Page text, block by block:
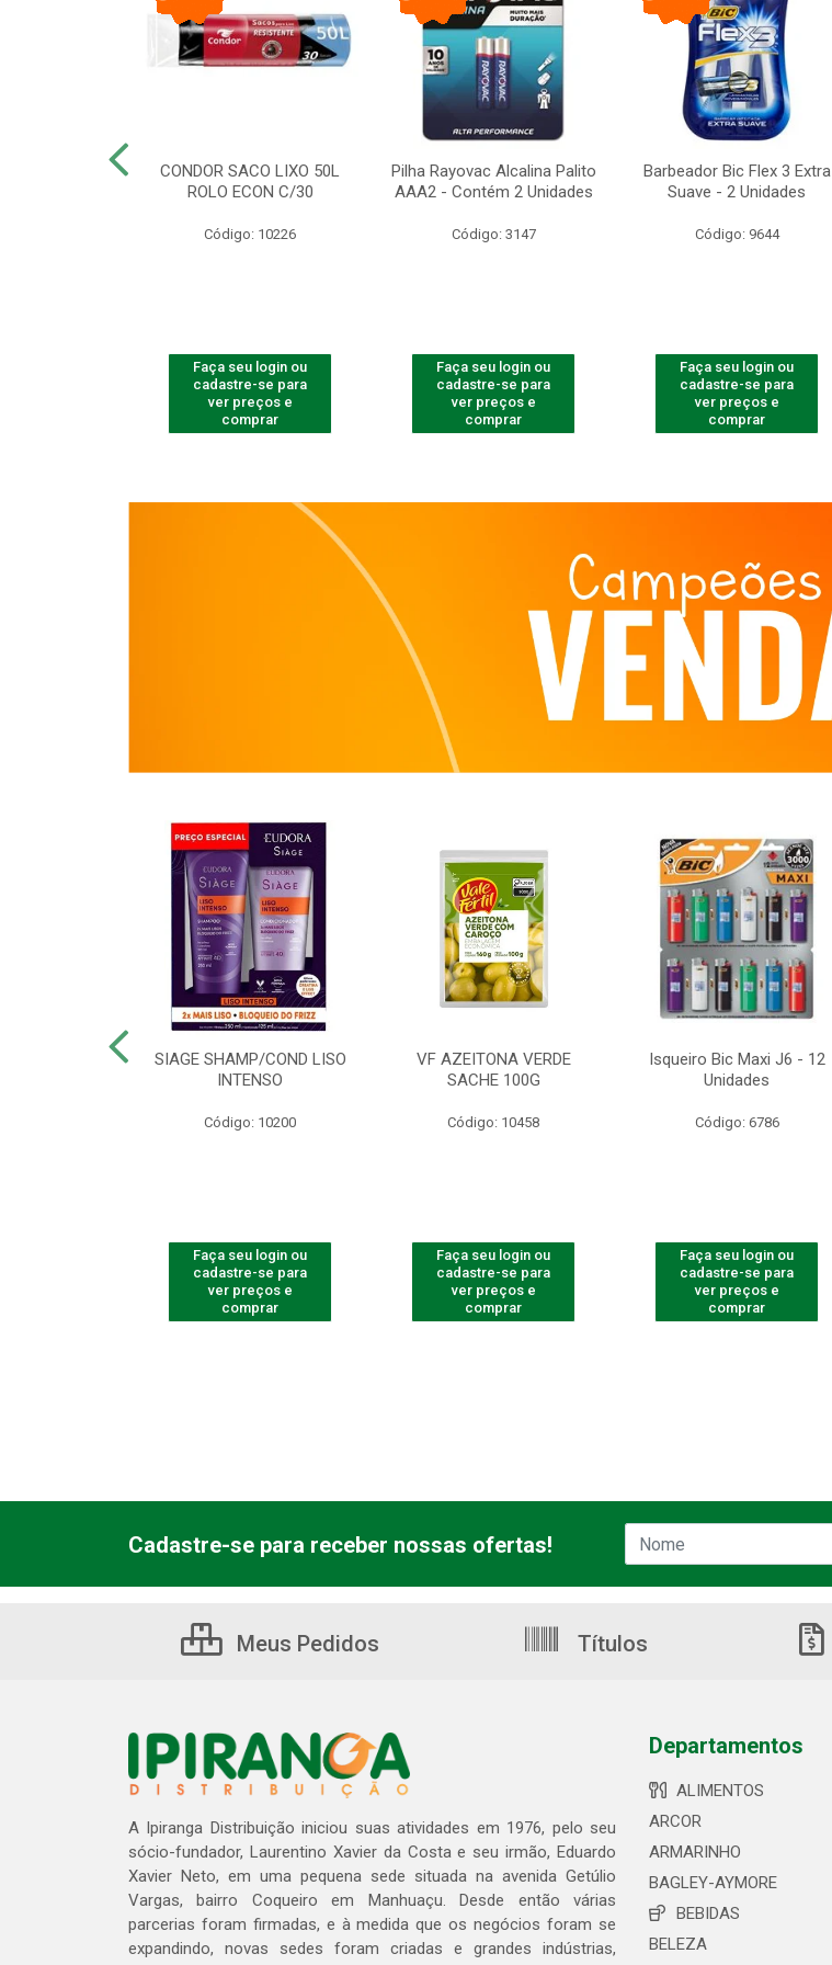
CONDOR SACO LIXO 50L
ROLO ECON C/30
Código: 10226
Faça seu login ou
cadastre-se para
ver preços e
comprar
Pilha Rayovac Alcalina Palito
AAA2 - Contém 2 Unidades
Código: 3147
Faça seu login ou
cadastre-se para
ver preços e
comprar
Barbeador Bic Flex 3 Extra
Suave - 2 Unidades
Código: 9644
Faça seu login ou
cadastre-se para
ver preços e
comprar
SIAGE SHAMP/COND LISO
INTENSO
Código: 10200
Faça seu login ou
cadastre-se para
ver preços e
comprar
VF AZEITONA VERDE
SACHE 100G
Código: 10458
Faça seu login ou
cadastre-se para
ver preços e
comprar
Isqueiro Bic Maxi J6 - 12
Unidades
Código: 6786
Faça seu login ou
cadastre-se para
ver preços e
comprar
Cadastre-se para receber nossas ofertas!
Meus Pedidos Títulos
A Ipiranga Distribuição iniciou suas atividades em 1976, pelo seu
sócio-fundador, Laurentino Xavier da Costa e seu irmão, Eduardo
Xavier Neto, em uma pequena sede situada na avenida Getúlio
Vargas, bairro Coqueiro em Manhuaçu. Desde então várias
parcerias foram firmadas, e à medida que os negócios foram se
expandindo, novas sedes foram criadas e grandes indústrias,
Departamentos
ALIMENTOS
ARCOR
ARMARINHO
BAGLEY-AYMORE
BEBIDAS
BELEZA